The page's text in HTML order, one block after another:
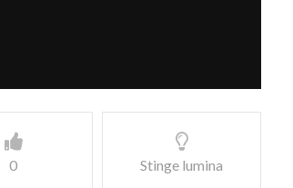
0 Stinge lumina